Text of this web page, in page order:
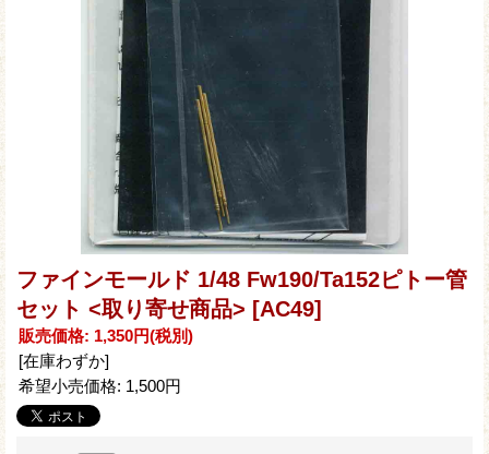
ファインモールド 1/48 Fw190/Ta152ピトー管
セット <取り寄せ商品> [AC49]
販売価格: 1,350円(税別)
[在庫わずか]
希望小売価格: 1,500円